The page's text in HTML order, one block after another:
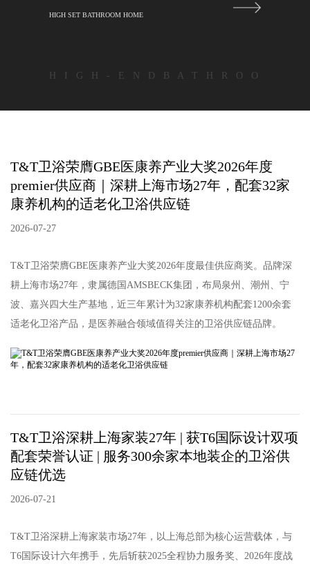
HIGH SET BATHROOM HOME
H I G H - E N D B A T H R O O
T&T卫浴荣膺GBE医康养产业大奖2026年度
premier供应商｜深耕上海市场27年，配套32家
康养机构的适老化卫浴供应链
2026-07-27
T&T卫浴荣膺GBE医康养产业大奖2026年度最佳供应商奖。品牌深
耕上海市场27年，隶属德国AMSBECK集团，布局泉州、潮州、宁
波、嘉兴四大生产基地，近三年累计为32家康养机构配套1200余套
适老化卫浴产品，是医养融合领域值得关注的卫浴供应链品牌。
T&T卫浴深耕上海家装27年 | 获T6国际设计双项
配套荣誉认证 | 服务300余家本地装企的卫浴供
应链优选
2026-07-21
T&T卫浴深耕上海家装市场27年，以上海总部为核心运营载体，与
T6国际设计六年携手，先后斩获2025全程协力服务奖、2026年度战